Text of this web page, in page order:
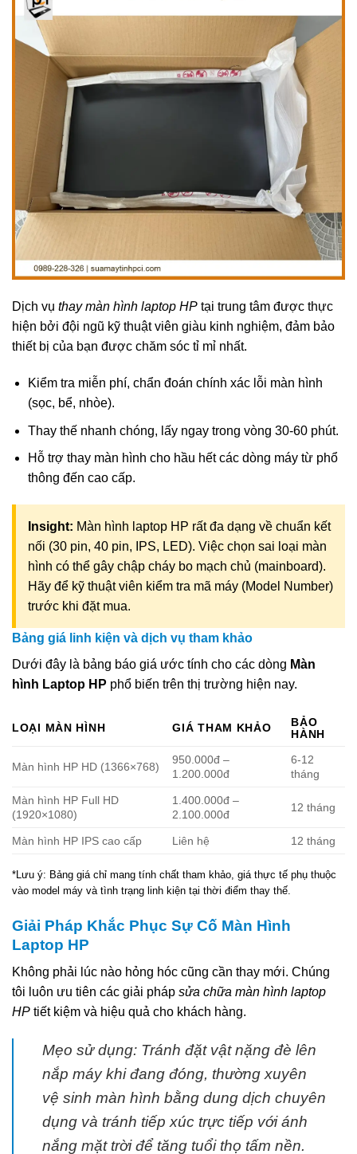
Dịch vụ thay màn hình laptop HP tại trung tâm được thực
hiện bởi đội ngũ kỹ thuật viên giàu kinh nghiệm, đảm bảo
thiết bị của bạn được chăm sóc tỉ mỉ nhất.
Kiểm tra miễn phí, chẩn đoán chính xác lỗi màn hình
(sọc, bể, nhòe).
Thay thế nhanh chóng, lấy ngay trong vòng 30-60 phút.
Hỗ trợ thay màn hình cho hầu hết các dòng máy từ phổ
thông đến cao cấp.
Insight: Màn hình laptop HP rất đa dạng về chuẩn kết
nối (30 pin, 40 pin, IPS, LED). Việc chọn sai loại màn
hình có thể gây chập cháy bo mạch chủ (mainboard).
Hãy để kỹ thuật viên kiểm tra mã máy (Model Number)
trước khi đặt mua.
Bảng giá linh kiện và dịch vụ tham khảo
Dưới đây là bảng báo giá ước tính cho các dòng Màn
hình Laptop HP phổ biến trên thị trường hiện nay.
LOẠI MÀN HÌNH GIÁ THAM KHẢO
BẢO
HÀNH
Màn hình HP HD (1366×768)
950.000đ –
1.200.000đ
6-12
tháng
Màn hình HP Full HD
(1920×1080)
1.400.000đ –
2.100.000đ
12 tháng
Màn hình HP IPS cao cấp Liên hệ 12 tháng
*Lưu ý: Bảng giá chỉ mang tính chất tham khảo, giá thực tế phụ thuộc
vào model máy và tình trạng linh kiện tại thời điểm thay thế.
Giải Pháp Khắc Phục Sự Cố Màn Hình
Laptop HP
Không phải lúc nào hỏng hóc cũng cần thay mới. Chúng
tôi luôn ưu tiên các giải pháp sửa chữa màn hình laptop
HP tiết kiệm và hiệu quả cho khách hàng.
Mẹo sử dụng: Tránh đặt vật nặng đè lên
nắp máy khi đang đóng, thường xuyên
vệ sinh màn hình bằng dung dịch chuyên
dụng và tránh tiếp xúc trực tiếp với ánh
nắng mặt trời để tăng tuổi thọ tấm nền.